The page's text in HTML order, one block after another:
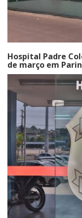
Hospital Padre
de março em